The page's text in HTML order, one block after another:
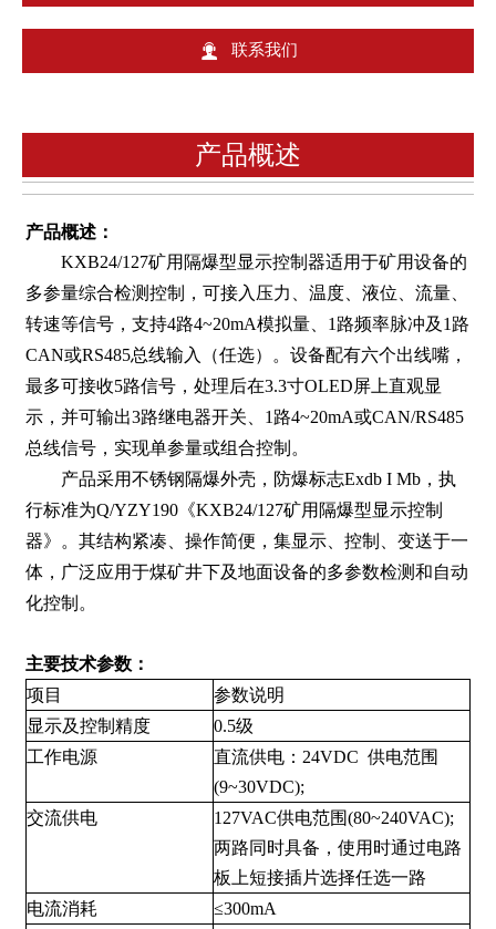
 联系我们
产品概述
产品概述：
KXB24/127矿用隔爆型显示控制器适用于矿用设备的
多参量综合检测控制，可接入压力、温度、液位、流量、
转速等信号，支持4路4~20mA模拟量、1路频率脉冲及1路
CAN或RS485总线输入（任选）。设备配有六个出线嘴，
最多可接收5路信号，处理后在3.3寸OLED屏上直观显
示，并可输出3路继电器开关、1路4~20mA或CAN/RS485
总线信号，实现单参量或组合控制。
产品采用不锈钢隔爆外壳，防爆标志Exdb I Mb，执
行标准为Q/YZY190《KXB24/127矿用隔爆型显示控制
器》。其结构紧凑、操作简便，集显示、控制、变送于一
体，广泛应用于煤矿井下及地面设备的多参数检测和自动
化控制。
主要技术参数：
项目
参数说明
显示及控制精度
0.5级
工作电源
直流供电：24VDC 供电范围
(9~30VDC);
交流供电
127VAC供电范围(80~240VAC);
两路同时具备，使用时通过电路
板上短接插片选择任选一路
电流消耗
≤300mA